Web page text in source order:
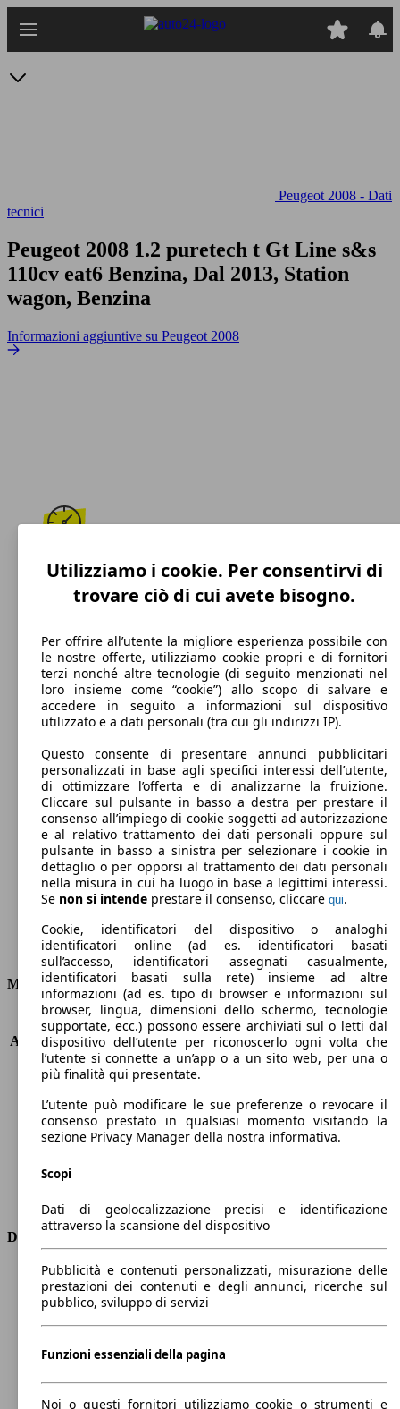
Peugeot 2008 - Dati
tecnici
Peugeot 2008 1.2 puretech t Gt Line s&s
110cv eat6 Benzina, Dal 2013, Station
wagon, Benzina
Informazioni aggiuntive su Peugeot 2008
188 km/h
Velocità massima
Benzina
Carburante
110 g/km
Emissioni di CO2 (combinato)*
Consumi
Motore e Prestazioni
KW (PS)
81 kW (110 PS)
Accelerazione (0-100 km/h)
10.3s
Velocità massima (km/h)
188 km/h
Numero di marce
6
Coppia
205 nm
Cilindrata
1199 ccm
Carburante
Benzina
Trasmissione
Dimensioni
Lunghezza
4160 mm
Altezza
1560 mm
Larghezza
Peso massimo
-
Utilizziamo i cookie. Per consentirvi di
trovare ciò di cui avete bisogno.
Per offrire all’utente la migliore esperienza possibile con
le nostre offerte, utilizziamo cookie propri e di fornitori
terzi nonché altre tecnologie (di seguito menzionati nel
loro insieme come “cookie”) allo scopo di salvare e
accedere in seguito a informazioni sul dispositivo
utilizzato e a dati personali (tra cui gli indirizzi IP).
Questo consente di presentare annunci pubblicitari
personalizzati in base agli specifici interessi dell’utente,
di ottimizzare l’offerta e di analizzarne la fruizione.
Cliccare sul pulsante in basso a destra per prestare il
consenso all’impiego di cookie soggetti ad autorizzazione
e al relativo trattamento dei dati personali oppure sul
pulsante in basso a sinistra per selezionare i cookie in
dettaglio o per opporsi al trattamento dei dati personali
nella misura in cui ha luogo in base a legittimi interessi.
Se non si intende prestare il consenso, cliccare qui.
Cookie, identificatori del dispositivo o analoghi
identificatori online (ad es. identificatori basati
sull’accesso, identificatori assegnati casualmente,
identificatori basati sulla rete) insieme ad altre
informazioni (ad es. tipo di browser e informazioni sul
browser, lingua, dimensioni dello schermo, tecnologie
supportate, ecc.) possono essere archiviati sul o letti dal
dispositivo dell’utente per riconoscerlo ogni volta che
l’utente si connette a un’app o a un sito web, per una o
più finalità qui presentate.
L’utente può modificare le sue preferenze o revocare il
consenso prestato in qualsiasi momento visitando la
sezione Privacy Manager della nostra informativa.
Scopi
Dati di geolocalizzazione precisi e identificazione
attraverso la scansione del dispositivo
Pubblicità e contenuti personalizzati, misurazione delle
prestazioni dei contenuti e degli annunci, ricerche sul
pubblico, sviluppo di servizi
Funzioni essenziali della pagina
Noi o questi fornitori utilizziamo cookie o strumenti e